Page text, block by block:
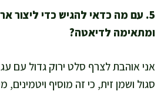
5. עם מה כדאי להגיש כדי ליצור
ומתאימה לדיאטה?
אני אוהבת לצרף סלט ירוק גדול עם
סגול ושמן זית, כי זה מוסיף ויטמינים,